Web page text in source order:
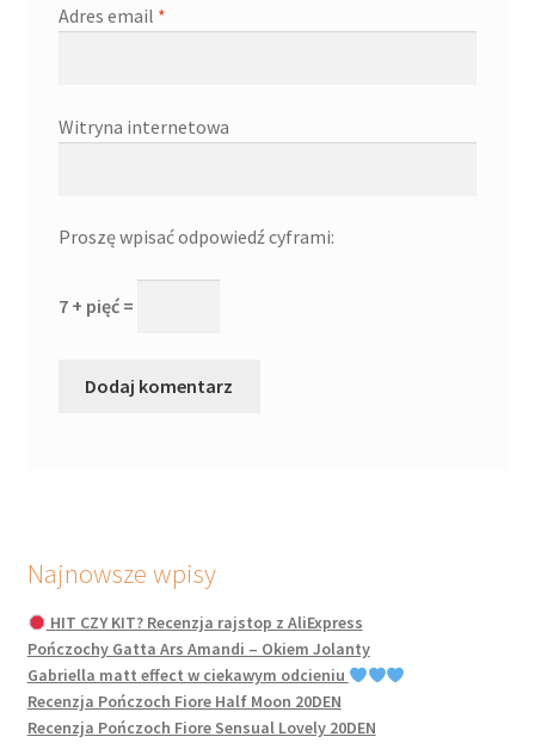
Adres email *
Witryna internetowa
Proszę wpisać odpowiedź cyframi:
7 + pięć =
Najnowsze wpisy
HIT CZY KIT? Recenzja rajstop z AliExpress
Pończochy Gatta Ars Amandi – Okiem Jolanty
Gabriella matt effect w ciekawym odcieniu
Recenzja Pończoch Fiore Half Moon 20DEN
Recenzja Pończoch Fiore Sensual Lovely 20DEN